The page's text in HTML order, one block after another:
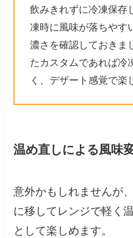
飲みきれずに冷凍保存
凍時に風味が落ちやす
濃さを確認しておきま
たカスタムであれば冷
く、デザート感覚で楽
温め直しによる風味
意外かもしれませんが
に移してレンジで軽く
として楽しめます。